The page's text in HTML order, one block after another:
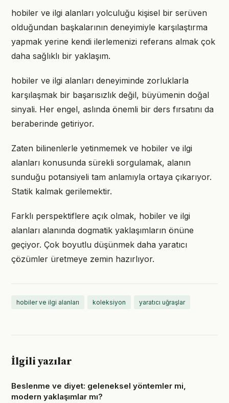
hobiler ve ilgi alanları yolculuğu kişisel bir serüven
olduğundan başkalarının deneyimiyle karşılaştırma
yapmak yerine kendi ilerlemenizi referans almak çok
daha sağlıklı bir yaklaşım.
hobiler ve ilgi alanları deneyiminde zorluklarla
karşılaşmak bir başarısızlık değil, büyümenin doğal
sinyali. Her engel, aslında önemli bir ders fırsatını da
beraberinde getiriyor.
Zaten bilinenlerle yetinmemek ve hobiler ve ilgi
alanları konusunda sürekli sorgulamak, alanın
sunduğu potansiyeli tam anlamıyla ortaya çıkarıyor.
Statik kalmak gerilemektir.
Farklı perspektiflere açık olmak, hobiler ve ilgi
alanları alanında dogmatik yaklaşımların önüne
geçiyor. Çok boyutlu düşünmek daha yaratıcı
çözümler üretmeye zemin hazırlıyor.
hobiler ve ilgi alanları koleksiyon yaratıcı uğraşlar
İlgili yazılar
Beslenme ve diyet: geleneksel yöntemler mi,
modern yaklaşımlar mı?